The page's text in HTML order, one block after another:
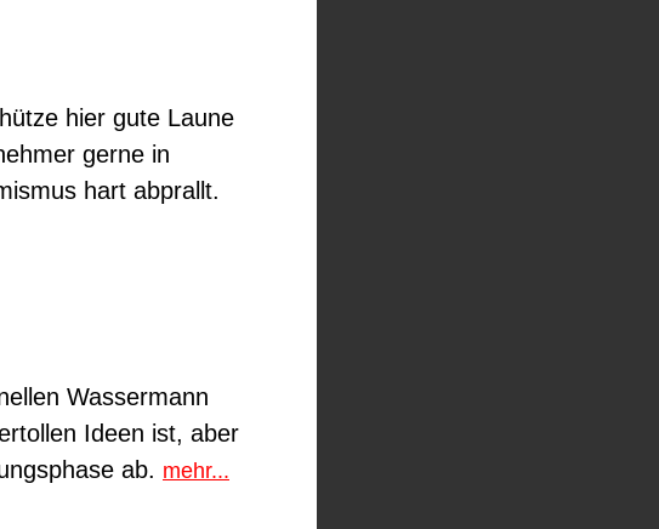
hier gute Laune
gerne in
hart abprallt.
Wassermann
Ideen ist, aber
ab. mehr...